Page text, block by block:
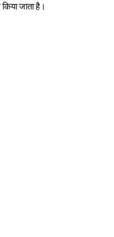
जाता है।